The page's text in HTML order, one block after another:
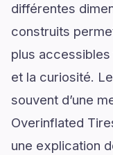
différentes
construits
plus accessibles
et la curiosité.
souvent d’une
Overinflated
une explication